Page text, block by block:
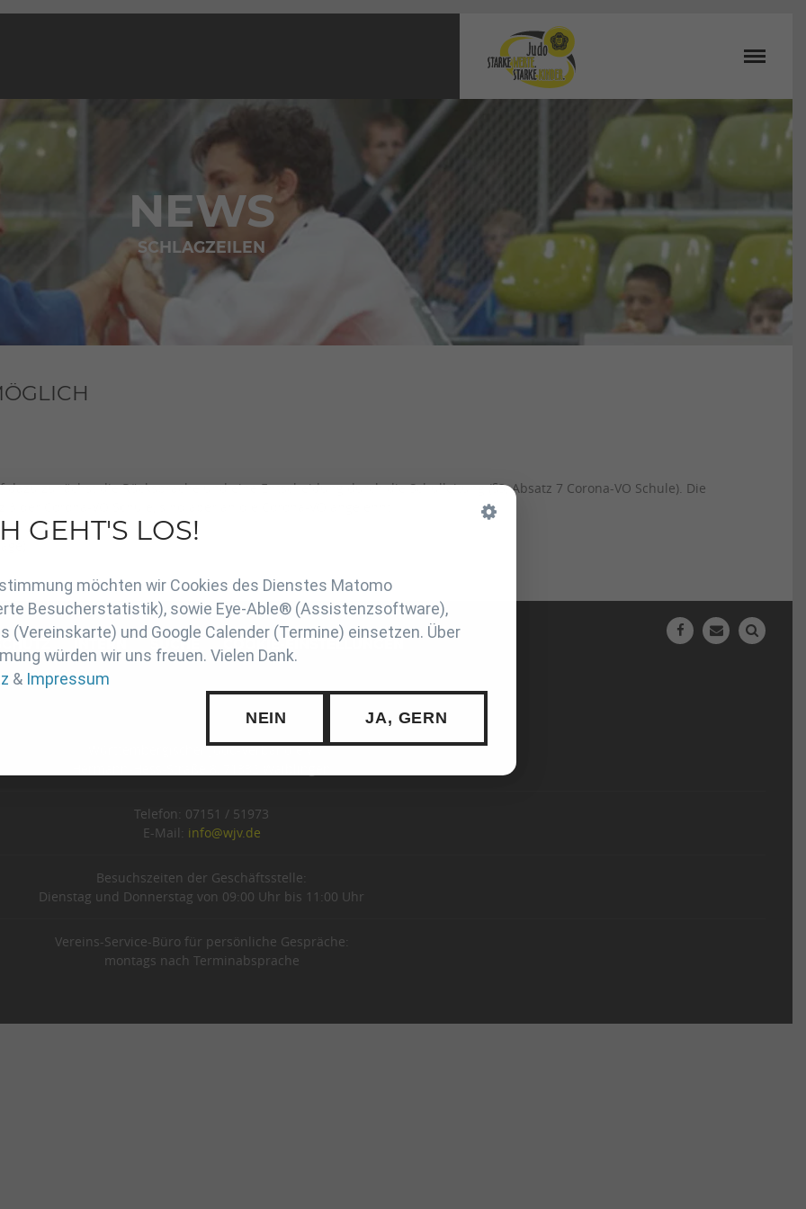
NEWS
SCHLAGZEILEN
zunächst die Rücksprache und eine Entscheidung durch die Schulleitung (§3, Absatz 7 Corona-VO Schule). Die
der Corona-VO Schule, sind aber an die Corona-VO angelehnt.
INTERN SUCHE COOKIE-EINSTELLUNGEN
Württembergischer Judo-Verband e.V.
Telefon: 07151 / 51973
E-Mail: info@wjv.de
Besuchszeiten der Geschäftsstelle:
Dienstag und Donnerstag von 09:00 Uhr bis 11:00 Uhr
Vereins-Service-Büro für persönliche Gespräche:
montags nach Terminabsprache
GEHT'S LOS!
möchten wir Cookies des Dienstes Matomo
Besucherstatistik), sowie Eye-Able® (Assistenzsoftware),
(Vereinskarte) und Google Calender (Termine) einsetzen. Über
würden wir uns freuen. Vielen Dank.
& Impressum
NEIN JA, GERN